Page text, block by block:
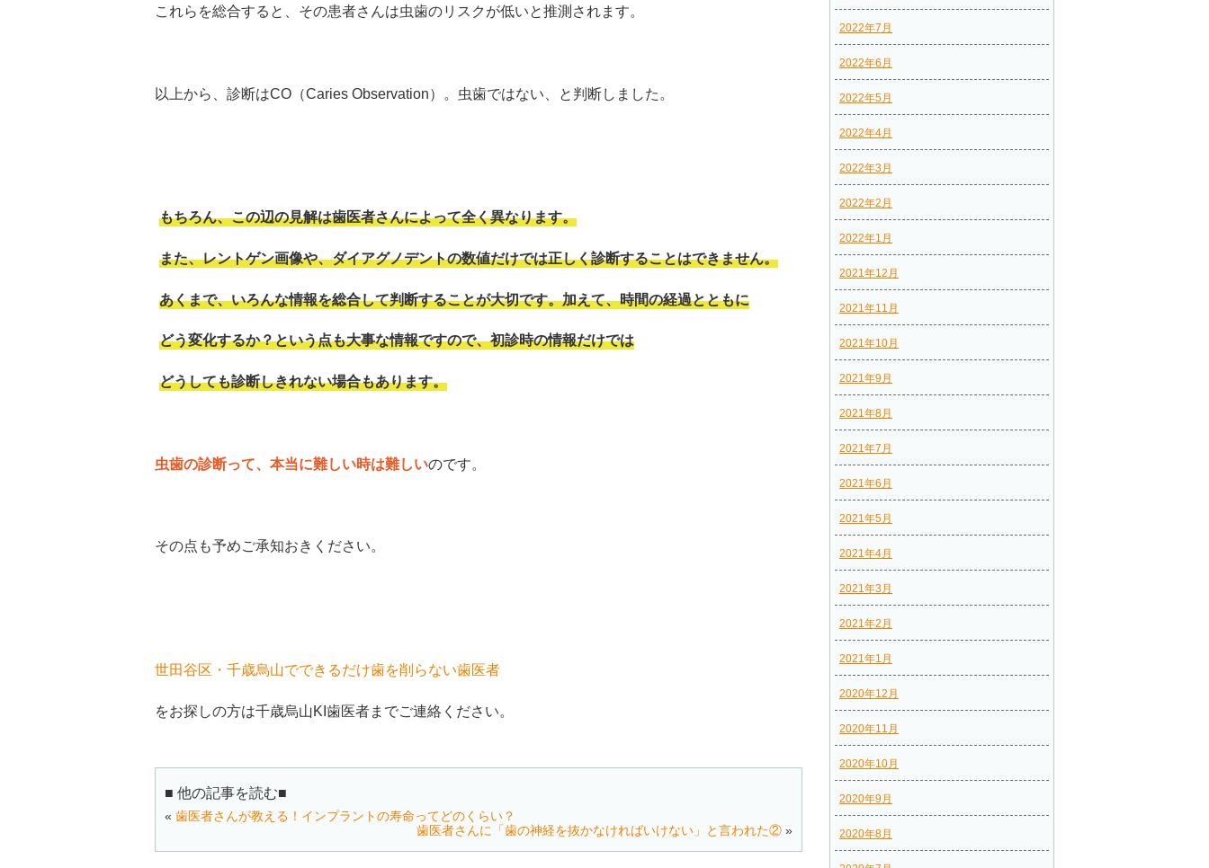
これらを総合すると、その患者さんは虫歯のリスクが低いと推測されます。
以上から、診断はCO（Caries Observation）。虫歯ではない、と判断しました。
もちろん、この辺の見解は歯医者さんによって全く異なります。
また、レントゲン画像や、ダイアグノデントの数値だけでは正しく診断することはできません。
あくまで、いろんな情報を総合して判断することが大切です。加えて、時間の経過とともに
どう変化するか？という点も大事な情報ですので、初診時の情報だけでは
どうしても診断しきれない場合もあります。
虫歯の診断って、本当に難しい時は難しいのです。
その点も予めご承知おきください。
世田谷区・千歳烏山でできるだけ歯を削らない歯医者
をお探しの方は千歳烏山KI歯医者までご連絡ください。
■ 他の記事を読む■
« 歯医者さんが教える！インプラントの寿命ってどのくらい？
歯医者さんに「歯の神経を抜かなければいけない」と言われた② »
2022年7月
2022年6月
2022年5月
2022年4月
2022年3月
2022年2月
2022年1月
2021年12月
2021年11月
2021年10月
2021年9月
2021年8月
2021年7月
2021年6月
2021年5月
2021年4月
2021年3月
2021年2月
2021年1月
2020年12月
2020年11月
2020年10月
2020年9月
2020年8月